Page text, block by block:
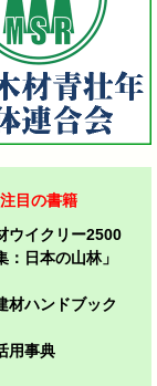
注目の書籍
ウイクリー2500
：日本の山林」
材ハンドブック
用事典